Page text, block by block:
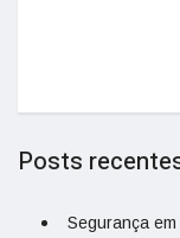
Posts
Segurança